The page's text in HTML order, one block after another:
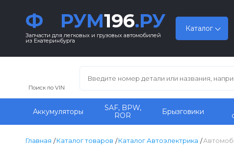
Ф РУМ196.РУ
Запчасти для легковых и грузовых автомобилей
из Екатеринбурга
Каталог
Поиск по VIN
Аккумуляторы
SAF, BPW,
ROR
Брызговики
Главная Каталог товаров Каталог Автоэлектрика